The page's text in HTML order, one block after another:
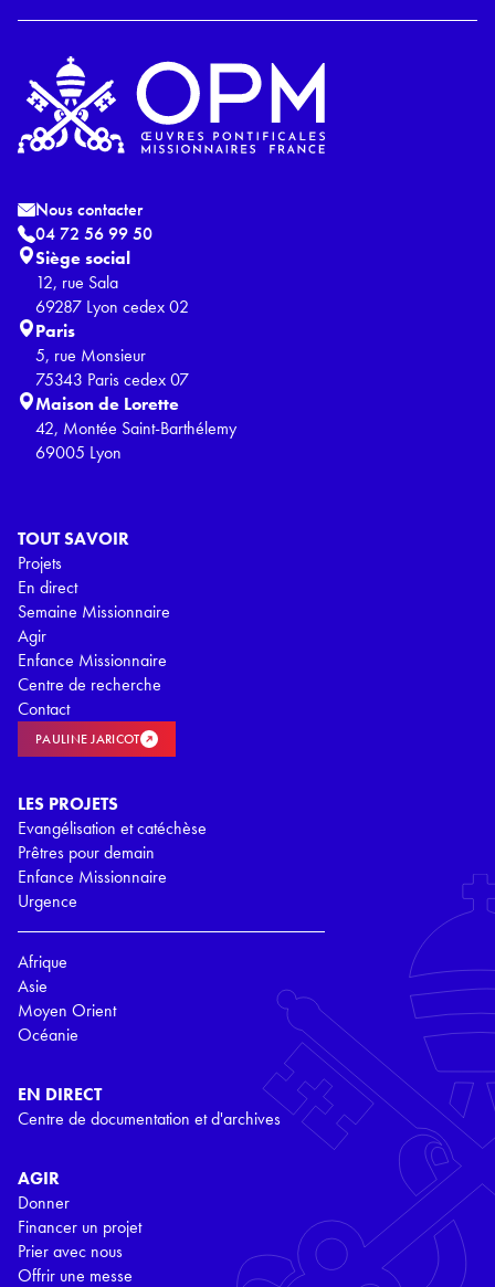
TOUT SAVOIR
Projets
En direct
Semaine Missionnaire
Agir
Enfance Missionnaire
Centre de recherche
Contact
PAULINE JARICOT
LES PROJETS
Evangélisation et catéchèse
Prêtres pour demain
Enfance Missionnaire
Urgence
Afrique
Asie
Moyen Orient
Océanie
EN DIRECT
Centre de documentation et d'archives
AGIR
Donner
Financer un projet
Prier avec nous
Offrir une messe
Nous contacter
04 72 56 99 50
Siège social
12, rue Sala
69287 Lyon cedex 02
Paris
5, rue Monsieur
75343 Paris cedex 07
Maison de Lorette
42, Montée Saint-Barthélemy
69005 Lyon